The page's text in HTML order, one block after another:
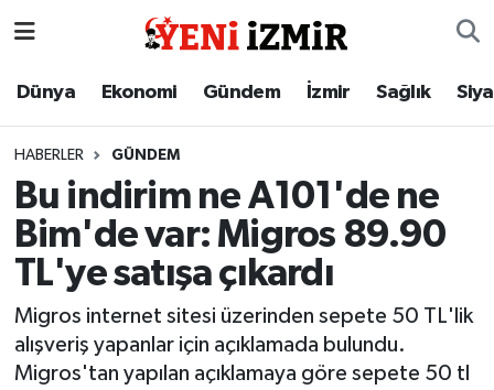
Dünya Ekonomi Gündem İzmir Sağlık
HABERLER GÜNDEM
Bu indirim ne A101'de ne
Bim'de var: Migros 89.90
TL'ye satışa çıkardı
Migros internet sitesi üzerinden sepete 50 TL'lik
alışveriş yapanlar için açıklamada bulundu.
Migros'tan yapılan açıklamaya göre sepete 50 tl
Dünya
Gündem
İzmir
Sağlık
Siyaset
İzmir Nöbetçi Eczaneler
İzmir Namaz Vakitleri
İzmir Trafik Yoğunluk Haritası
Süper Lig Puan Durumu ve Fikstür
Tüm Manşetler